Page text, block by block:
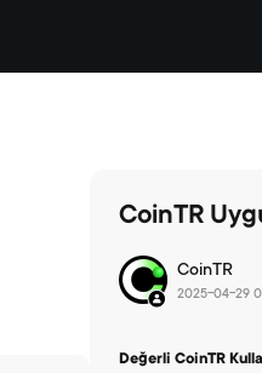
CoinTR
CoinTR
2025-04-29
Değerli CoinTR